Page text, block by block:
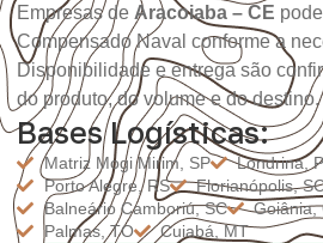
Empresas de Aracoiaba – CE
Compensado Naval conforme a
Disponibilidade e entrega são
do produto, do volume e do destino.
Bases Logísticas:
Matriz Mogi Mirim, SP Londrina,
Porto Alegre, RS
Florianópolis,
Balneário Camboriú, SC
Goiânia,
Palmas, TO
Cuiabá, MT